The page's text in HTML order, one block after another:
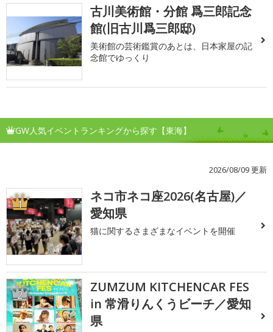
古川美術館・分館 爲三郎記念
館(旧古川爲三郎邸)
美術館の芸術鑑賞のあとは、日本家屋の記
念館でゆっくり
GW人気イベントランキングから探す【東海】
2026/08/09 更新
1
ネコ市ネコ座2026(名古屋)／
愛知県
猫に関するさまざまなイベントを開催
2
ZUMZUM KITCHENCAR FES
in 常滑りんくうビーチ／愛知
県